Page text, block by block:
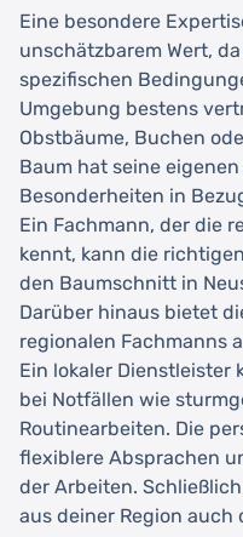
Eine besondere
unschätzbarem Wert,
spezifischen
Umgebung bestens
Obstbäume, Buchen
Baum hat seine
Besonderheiten in
Ein Fachmann, der die
kennt, kann die
den Baumschnitt in
Darüber hinaus bietet
regionalen Fachmanns
Ein lokaler Dienstleister
bei Notfällen wie
Routinearbeiten. Die
flexiblere Absprachen
der Arbeiten.
aus deiner Region auch